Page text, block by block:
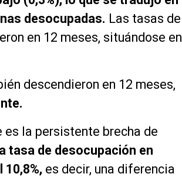
desocupadas. Las tasas de
en 12 meses, situándose en
descendieron en 12 meses,
la persistente brecha de
tasa de desocupación en
es decir, una diferencia